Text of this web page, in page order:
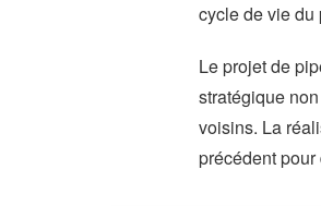
cycle de vie du
Le projet de
stratégique
voisins. La
précédent pour